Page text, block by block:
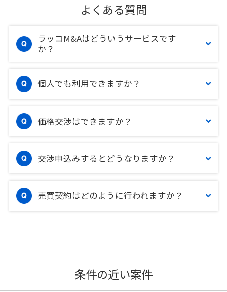
よくある質問
ラッコM&Aはどういうサービスです
か？
個人でも利用できますか？
価格交渉はできますか？
交渉申込みするとどうなりますか？
売買契約はどのように行われますか？
条件の近い案件